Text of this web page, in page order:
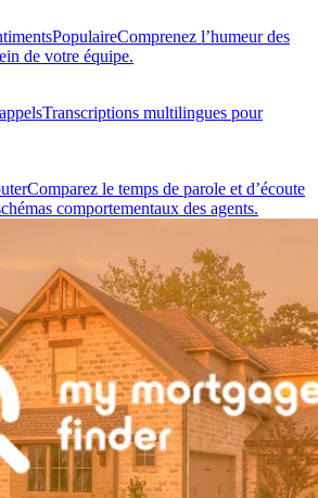
PopulaireComprenez l’humeur des
de votre équipe.
Transcriptions multilingues pour
Comparez le temps de parole et d’écoute
comportementaux des agents.